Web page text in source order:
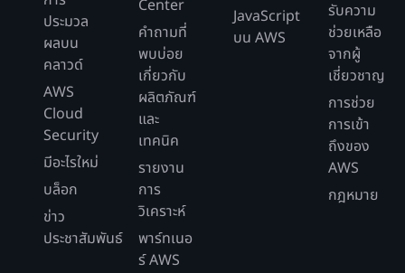
ประมวล
ผลบน
คลาวด์
AWS
Cloud
Security
มีอะไรใหม่
บล็อก
ข่าว
ประชาสัมพันธ์
Center
คำถามที่
พบบ่อย
เกี่ยวกับ
ผลิตภัณฑ์
และ
เทคนิค
รายงาน
การ
วิเคราะห์
พาร์ทเนอ
ร์ AWS
JavaScript
บน AWS
รับความ
ช่วยเหลือ
จากผู้
เชี่ยวชาญ
การช่วย
การเข้า
ถึงของ
AWS
กฎหมาย